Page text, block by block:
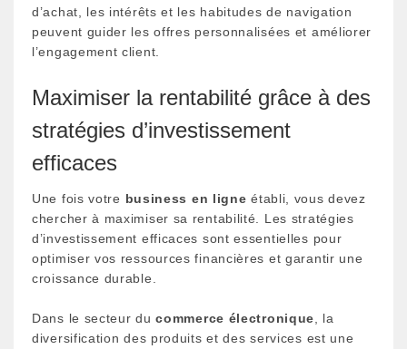
d’achat, les intérêts et les habitudes de navigation
peuvent guider les offres personnalisées et améliorer
l’engagement client.
Maximiser la rentabilité grâce à des
stratégies d’investissement
efficaces
Une fois votre business en ligne établi, vous devez
chercher à maximiser sa rentabilité. Les stratégies
d’investissement efficaces sont essentielles pour
optimiser vos ressources financières et garantir une
croissance durable.
Dans le secteur ducommerce électronique , la
diversification des produits et des services est une